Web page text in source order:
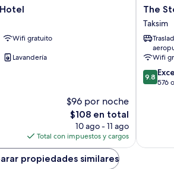
Wifi gratuito
Lavandería
$96 por noche
El
precio
actual
es
de
$108 en total
10 ago - 11 ago
Total con impuestos y cargos
The
Story
Hotel
Pera
Taksim
The
Taksim
Wifi
9.8
de
9.8
576
propiedades similares